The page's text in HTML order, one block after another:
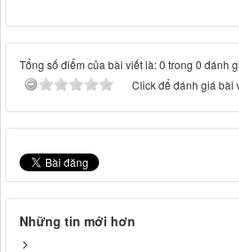
Tổng số điểm của bài viết là: 0 trong 0 đánh
Click để đánh giá bài
Những tin mới hơn